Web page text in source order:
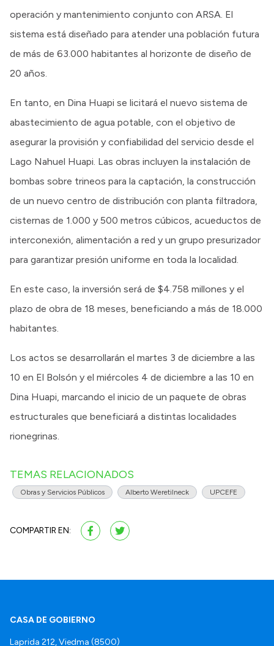
operación y mantenimiento conjunto con ARSA. El
sistema está diseñado para atender una población futura
de más de 63.000 habitantes al horizonte de diseño de
20 años.
En tanto, en Dina Huapi se licitará el nuevo sistema de
abastecimiento de agua potable, con el objetivo de
asegurar la provisión y confiabilidad del servicio desde el
Lago Nahuel Huapi. Las obras incluyen la instalación de
bombas sobre trineos para la captación, la construcción
de un nuevo centro de distribución con planta filtradora,
cisternas de 1.000 y 500 metros cúbicos, acueductos de
interconexión, alimentación a red y un grupo presurizador
para garantizar presión uniforme en toda la localidad.
En este caso, la inversión será de $4.758 millones y el
plazo de obra de 18 meses, beneficiando a más de 18.000
habitantes.
Los actos se desarrollarán el martes 3 de diciembre a las
10 en El Bolsón y el miércoles 4 de diciembre a las 10 en
Dina Huapi, marcando el inicio de un paquete de obras
estructurales que beneficiará a distintas localidades
rionegrinas.
TEMAS RELACIONADOS
Obras y Servicios Públicos Alberto Weretilneck UPCEFE
COMPARTIR EN:
CASA DE GOBIERNO
Laprida 212, Viedma (8500)